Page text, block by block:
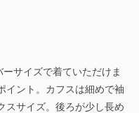
サイズで着ていただけま
イント。カフスは細めで袖
スサイズ。後ろが少し長め